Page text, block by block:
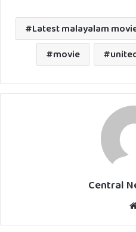
Latest malayalam
movie
Central